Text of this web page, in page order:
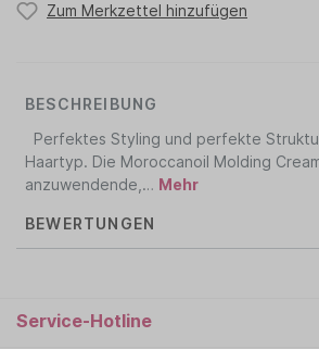
Zum Merkzettel hinzufügen
BESCHREIBUNG
Perfektes Styling und perfekte
Haartyp. Die Moroccanoil Molding
anzuwendende,… Mehr
BEWERTUNGEN
Service-Hotline